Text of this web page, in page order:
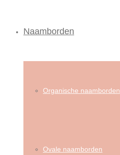
Naamborden
Organische naamborden
Ovale naamborden